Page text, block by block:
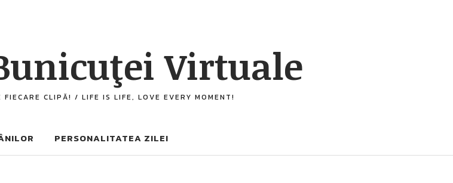
Virtuale
CLIPĂ! / LIFE IS LIFE, LOVE EVERY MOMENT!
PERSONALITATEA ZILEI